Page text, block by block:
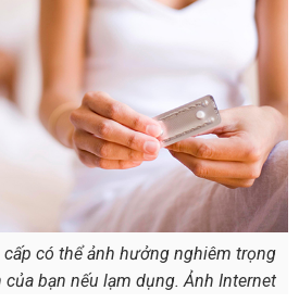
có thể ảnh hưởng nghiêm trọng
bạn nếu lạm dụng. Ảnh Internet